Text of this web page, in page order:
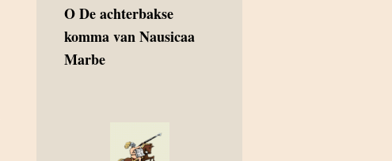
ODe achterbakse
komma van Nausicaa
Marbe